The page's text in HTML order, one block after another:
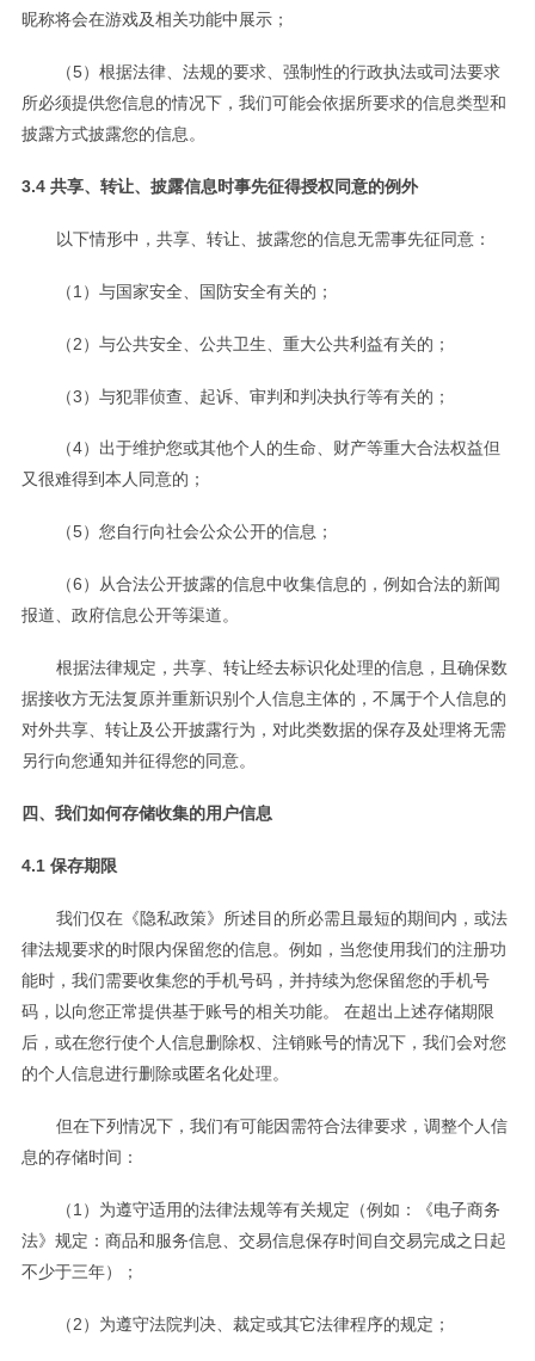
昵称将会在游戏及相关功能中展示；
（5）根据法律、法规的要求、强制性的行政执法或司法要求
所必须提供您信息的情况下，我们可能会依据所要求的信息类型和
披露方式披露您的信息。
3.4 共享、转让、披露信息时事先征得授权同意的例外
以下情形中，共享、转让、披露您的信息无需事先征同意：
（1）与国家安全、国防安全有关的；
（2）与公共安全、公共卫生、重大公共利益有关的；
（3）与犯罪侦查、起诉、审判和判决执行等有关的；
（4）出于维护您或其他个人的生命、财产等重大合法权益但
又很难得到本人同意的；
（5）您自行向社会公众公开的信息；
（6）从合法公开披露的信息中收集信息的，例如合法的新闻
报道、政府信息公开等渠道。
根据法律规定，共享、转让经去标识化处理的信息，且确保数
据接收方无法复原并重新识别个人信息主体的，不属于个人信息的
对外共享、转让及公开披露行为，对此类数据的保存及处理将无需
另行向您通知并征得您的同意。
四、我们如何存储收集的用户信息
4.1 保存期限
我们仅在《隐私政策》所述目的所必需且最短的期间内，或法
律法规要求的时限内保留您的信息。例如，当您使用我们的注册功
能时，我们需要收集您的手机号码，并持续为您保留您的手机号
码，以向您正常提供基于账号的相关功能。 在超出上述存储期限
后，或在您行使个人信息删除权、注销账号的情况下，我们会对您
的个人信息进行删除或匿名化处理。
但在下列情况下，我们有可能因需符合法律要求，调整个人信
息的存储时间：
（1）为遵守适用的法律法规等有关规定（例如：《电子商务
法》规定：商品和服务信息、交易信息保存时间自交易完成之日起
不少于三年）；
（2）为遵守法院判决、裁定或其它法律程序的规定；